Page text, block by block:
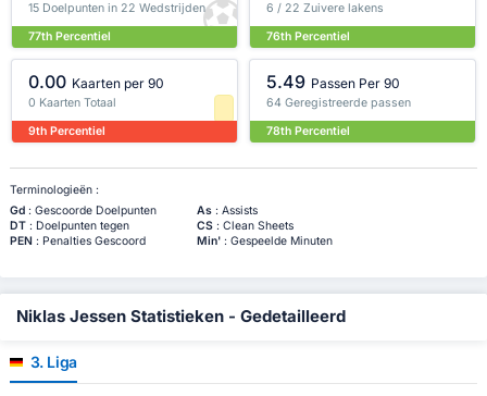
15 Doelpunten in 22 Wedstrijden
77th Percentiel
6 / 22 Zuivere lakens
76th Percentiel
0.00 Kaarten per 90
0 Kaarten Totaal
9th Percentiel
5.49 Passen Per 90
64 Geregistreerde passen
78th Percentiel
Terminologieën :
Gd: Gescoorde Doelpunten As: Assists
DT: Doelpunten tegen CS: Clean Sheets
PEN: Penalties Gescoord Min': Gespeelde Minuten
Niklas Jessen Statistieken - Gedetailleerd
3. Liga